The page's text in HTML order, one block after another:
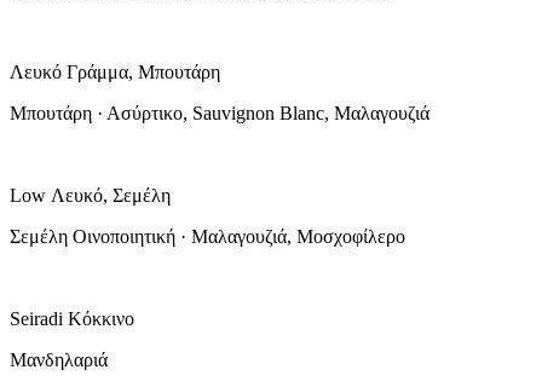
Λευκό Γράμμα, Μπουτάρη
Μπουτάρη · Ασύρτικο, Sauvignon Blanc, Μαλαγουζιά
Low Λευκό, Σεμέλη
Σεμέλη Οινοποιητική · Μαλαγουζιά, Μοσχοφίλερο
Seiradi Κόκκινο
Μανδηλαριά